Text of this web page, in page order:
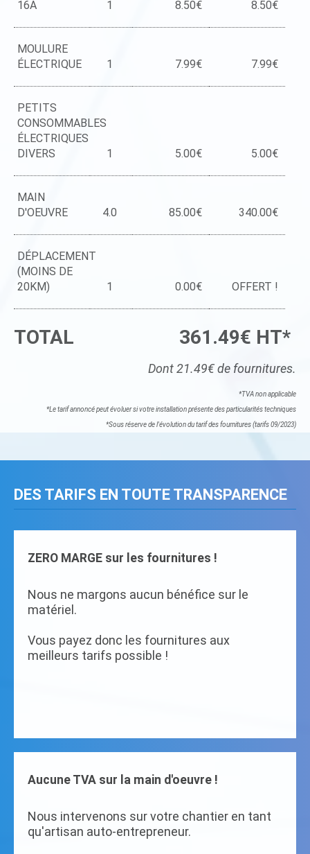
16A 1 8.50€ 8.50€
MOULURE
ÉLECTRIQUE
1 7.99€ 7.99€
PETITS
CONSOMMABLES
ÉLECTRIQUES
DIVERS
1 5.00€ 5.00€
MAIN
D'OEUVRE
4.0 85.00€ 340.00€
DÉPLACEMENT
(MOINS DE
20KM)
1 0.00€ OFFERT !
TOTAL 361.49€ HT*
Dont 21.49€ de fournitures.
*TVA non applicable
*Le tarif annoncé peut évoluer si votre installation présente des particularités techniques
*Sous réserve de l'évolution du tarif des fournitures (tarifs 09/2023)
DES TARIFS EN TOUTE TRANSPARENCE
ZERO MARGE sur les fournitures !
Nous ne margons aucun bénéfice sur le
matériel.
Vous payez donc les fournitures aux
meilleurs tarifs possible !
Aucune TVA sur la main d'oeuvre !
Nous intervenons sur votre chantier en tant
qu'artisan auto-entrepreneur.